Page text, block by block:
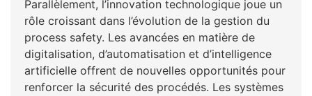
Parallèlement, l’innovation technologique joue un
rôle croissant dans l’évolution de la gestion du
process safety. Les avancées en matière de
digitalisation, d’automatisation et d’intelligence
artificielle offrent de nouvelles opportunités pour
renforcer la sécurité des procédés. Les systèmes